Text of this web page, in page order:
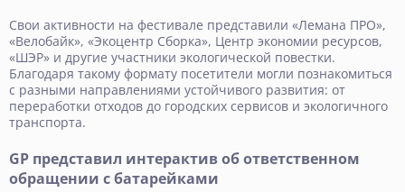
Свои активности на фестивале представили «Лемана ПРО»,
«Велобайк», «Экоцентр Сборка», Центр экономии ресурсов,
«ШЭР» и другие участники экологической повестки.
Благодаря такому формату посетители могли познакомиться
с разными направлениями устойчивого развития: от
переработки отходов до городских сервисов и экологичного
транспорта.
GP представил интерактив об ответственном
обращении с батарейками